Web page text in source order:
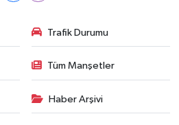
Trafik Durumu
Tüm Manşetler
Haber Arşivi